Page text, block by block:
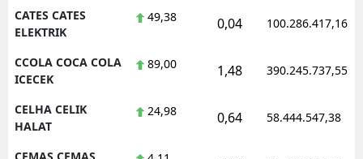
CATES CATES
ELEKTRIK
49,38 0,04 100.286.417,16
CCOLA COCA COLA
ICECEK
89,00 1,48 390.245.737,55
CELHA CELIK
HALAT
24,98 0,64 58.444.547,38